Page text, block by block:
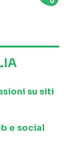
su siti
e social